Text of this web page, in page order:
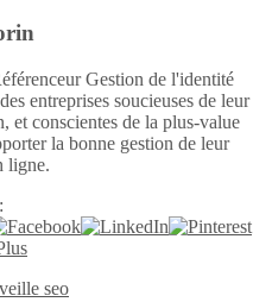
Gestion de l'identité
entreprises soucieuses de leur
et conscientes de la plus-value
la bonne gestion de leur
ligne.
veille seo